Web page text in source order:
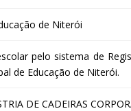
de Niterói
pelo sistema de
de Educação de Niterói.
DE CADEIRAS